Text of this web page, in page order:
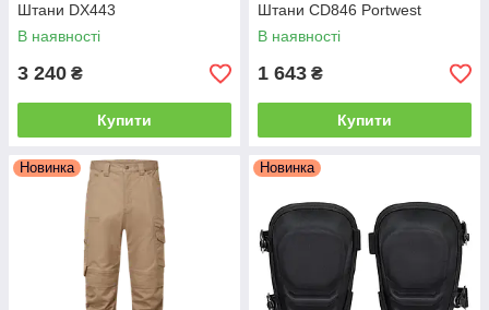
Штани DX443
В наявності
3 240 ₴
Купити
Штани CD846 Portwest
В наявності
1 643 ₴
Купити
Новинка Новинка